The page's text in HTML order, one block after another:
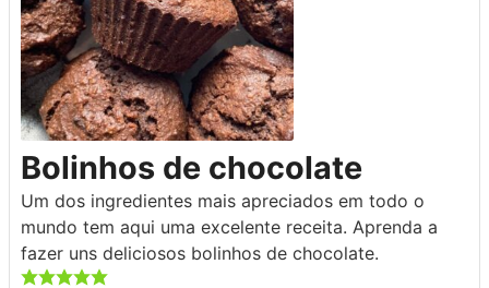
Bolinhos de chocolate
Um dos ingredientes mais apreciados em todo o
mundo tem aqui uma excelente receita. Aprenda a
fazer uns deliciosos bolinhos de chocolate.